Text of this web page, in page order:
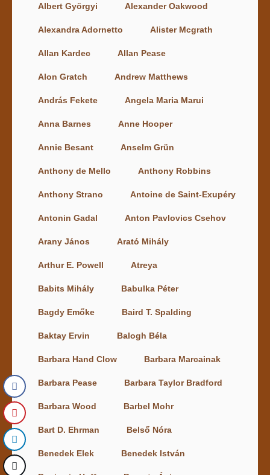
Albert Györgyi Alexander Oakwood
Alexandra Adornetto Alister Mcgrath
Allan Kardec Allan Pease
Alon Gratch Andrew Matthews
András Fekete Angela Maria Marui
Anna Barnes Anne Hooper
Annie Besant Anselm Grün
Anthony de Mello Anthony Robbins
Anthony Strano Antoine de Saint-Exupéry
Antonin Gadal Anton Pavlovics Csehov
Arany János Arató Mihály
Arthur E. Powell Atreya
Babits Mihály Babulka Péter
Bagdy Emőke Baird T. Spalding
Baktay Ervin Balogh Béla
Barbara Hand Clow Barbara Marcainak
Barbara Pease Barbara Taylor Bradford
Barbara Wood Barbel Mohr
Bart D. Ehrman Belső Nóra
Benedek Elek Benedek István